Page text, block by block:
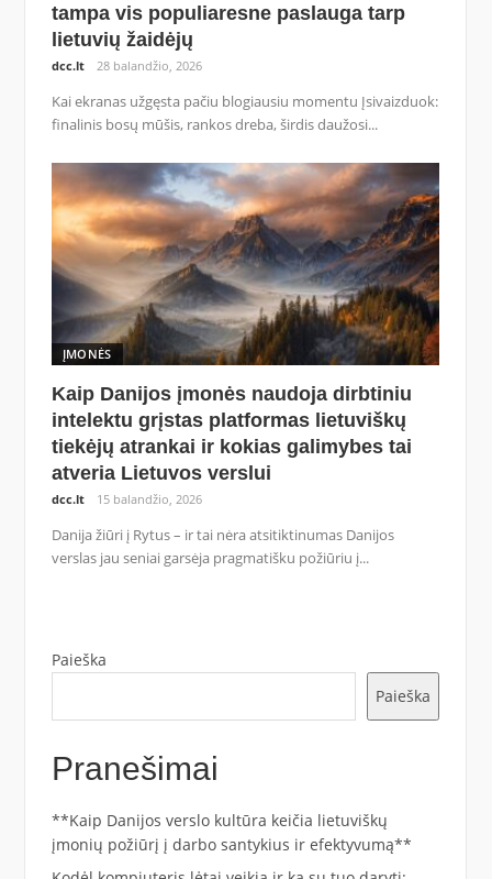
tampa vis populiaresne paslauga tarp
lietuvių žaidėjų
dcc.lt 28 balandžio, 2026
Kai ekranas užgęsta pačiu blogiausiu momentu Įsivaizduok:
finalinis bosų mūšis, rankos dreba, širdis daužosi...
ĮMONĖS
Kaip Danijos įmonės naudoja dirbtiniu
intelektu grįstas platformas lietuviškų
tiekėjų atrankai ir kokias galimybes tai
atveria Lietuvos verslui
dcc.lt 15 balandžio, 2026
Danija žiūri į Rytus – ir tai nėra atsitiktinumas Danijos
verslas jau seniai garsėja pragmatišku požiūriu į...
Paieška
Paieška
Pranešimai
**Kaip Danijos verslo kultūra keičia lietuviškų
įmonių požiūrį į darbo santykius ir efektyvumą**